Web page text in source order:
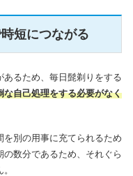
短につながる
るため、毎日髭剃りをする
な自己処理をする必要がなく
を別の用事に充てられるため
数分であるため、それぐら